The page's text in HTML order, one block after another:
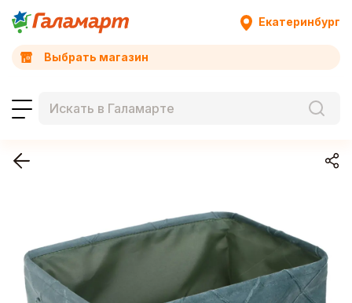
Екатеринбург
Выбрать магазин